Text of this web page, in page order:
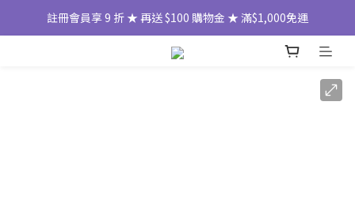
註冊會員享 9 折 ★ 再送 $100 購物金 ★ 滿$1,000免運